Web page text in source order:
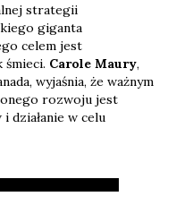
strategii
giganta
celem jest
Carole Maury,
wyjaśnia, że ważnym
rozwoju jest
działanie w celu